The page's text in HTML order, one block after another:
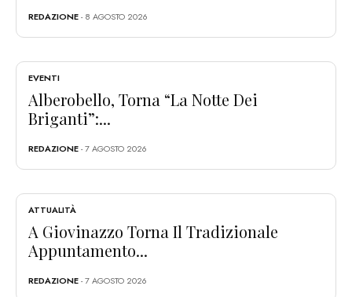
REDAZIONE- 8 AGOSTO 2026
EVENTI
Alberobello, Torna “La Notte Dei
Briganti”:...
REDAZIONE- 7 AGOSTO 2026
ATTUALITÀ
A Giovinazzo Torna Il Tradizionale
Appuntamento...
REDAZIONE- 7 AGOSTO 2026